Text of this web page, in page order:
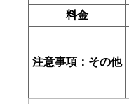
料金
注意事項：その他